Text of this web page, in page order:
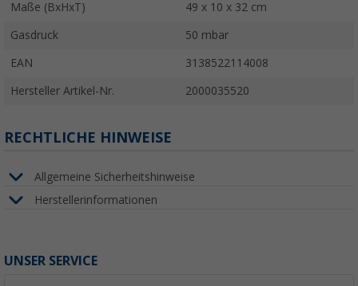
Maße (BxHxT) 49 x 10 x 32 cm
Gasdruck 50 mbar
EAN 3138522114008
Hersteller Artikel-Nr. 2000035520
RECHTLICHE HINWEISE
Allgemeine Sicherheitshinweise
Herstellerinformationen
UNSER SERVICE